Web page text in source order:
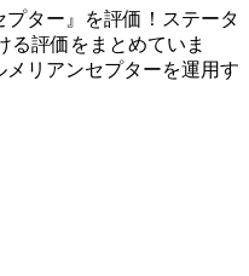
ター』を評価！ステータ
る評価をまとめていま
リアンセプターを運用す